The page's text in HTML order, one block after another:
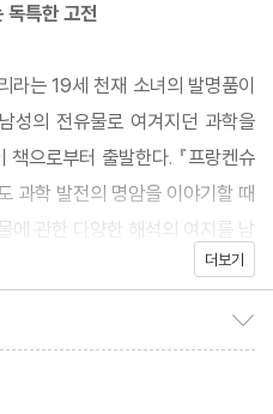
독특한 고전
라는 19세 천재 소녀의 발명품이
성의 전유물로 여겨지던 과학을
으로부터 출발한다. 『프랑켄슈
과학 발전의 명암을 이야기할 때
에 관한 다양한 해석의 여지를 남
학, 복제인간 등의 이슈에서 활발
를 제공했다.
더보기